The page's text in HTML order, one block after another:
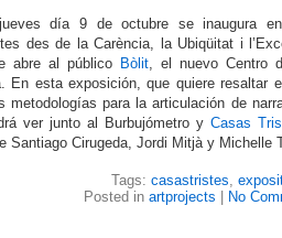
día 9 de octubre se inaugura en
des de la Carència, la Ubiqüitat i
abre al público Bòlit, el nuevo Centro
En esta exposición, que quiere resaltar
metodologías para la articulación de
ver junto al Burbujómetro y Casas
Santiago Cirugeda, Jordi Mitjà y Michelle
Tags: casastristes,
Posted in artprojects No